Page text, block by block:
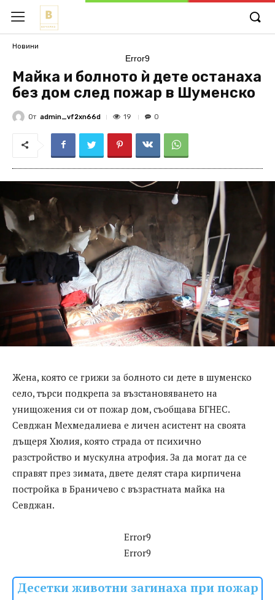
Новини
Error9
Майка и болното ѝ дете останаха
без дом след пожар в Шуменско
От admin_vf2xn66d 19 0
Жена, която се грижи за болното си дете в шуменско
село, търси подкрепа за възстановяването на
унищожения си от пожар дом, съобщава БГНЕС.
Севджан Мехмедалиева е личен асистент на своята
дъщеря Хюлия, която страда от психично
разстройство и мускулна атрофия. За да могат да се
справят през зимата, двете делят стара кирпичена
постройка в Браничево с възрастната майка на
Севджан.
Error9
Error9
Десетки животни загинаха при пожар